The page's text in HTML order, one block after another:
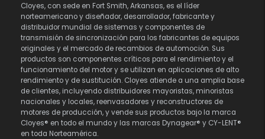
Cloyes, con sede en Fort Smith, Arkansas, es el líder
norteamericano y diseñador, desarrollador, fabricante y
distribuidor mundial de sistemas y componentes de
transmisión de sincronización para los fabricantes de equipos
originales y el mercado de recambios de automoción. Sus
productos son componentes críticos para el rendimiento y el
funcionamiento del motor y se utilizan en aplicaciones de alto
rendimiento y de sustitución. Cloyes atiende a una amplia base
de clientes, incluyendo distribuidores mayoristas, minoristas
nacionales y locales, reenvasadores y reconstructores de
motores de producción, y vende sus productos bajo la marca
Cloyes® en todo el mundo y las marcas Dynagear® y CY-LENT®
en toda Norteamérica.